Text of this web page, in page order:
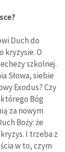
Duch do
kryzysie. O
szkolnej.
Słowa, siebie
Exodus? Czy
Bóg
za nowym
Boży: że
I trzeba z
w to, czym